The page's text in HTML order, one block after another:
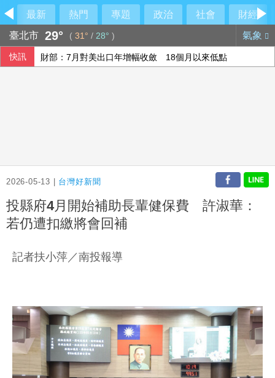
最新 熱門 專題 政治 社會
財經
臺北市 29° ( 31° / 28° ) 氣象
快訊 財部：7月對美出口年增幅收斂 18個月以來低點
2026-05-13 | 台灣好新聞
投縣府4月開始補助長輩健保費 許淑華：
若仍遭扣繳將會回補
記者扶小萍／南投報導